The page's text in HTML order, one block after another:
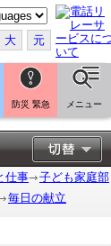
大 元
防災 緊急 メニュー
仕事
子ども家庭部
毎日の献立